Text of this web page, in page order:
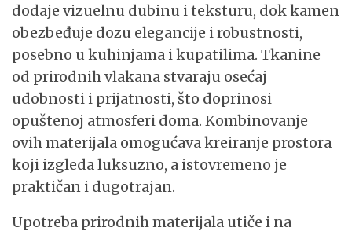
dodaje vizuelnu dubinu i teksturu, dok kamen
obezbeđuje dozu elegancije i robustnosti,
posebno u kuhinjama i kupatilima. Tkanine
od prirodnih vlakana stvaraju osećaj
udobnosti i prijatnosti, što doprinosi
opuštenoj atmosferi doma. Kombinovanje
ovih materijala omogućava kreiranje prostora
koji izgleda luksuzno, a istovremeno je
praktičan i dugotrajan.
Upotreba prirodnih materijala utiče i na